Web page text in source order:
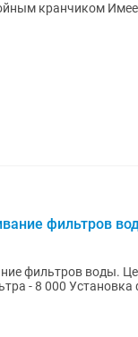
Фильтр
фильтров
Выезд и анализ воды - 4 000 Установка
-12 000 - 14 000 Замена